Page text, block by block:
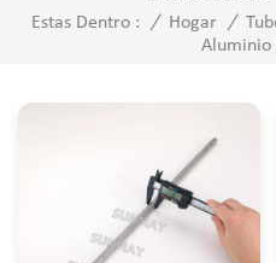
Estas Dentro : / Hogar /
Aluminio